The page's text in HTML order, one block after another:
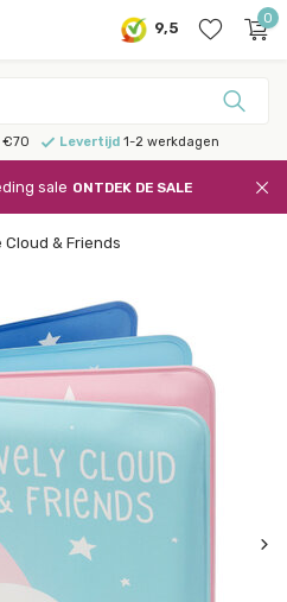
9,5
0
€70 Levertijd1-2 werkdagen
sale ONTDEK DE SALE
Cloud & Friends